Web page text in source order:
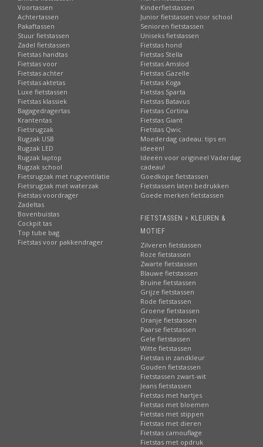
Voortassen
Achtertassen
Pakaftassen
Stuur fietstassen
Zadel fietstassen
Fietstas handtas
Fietstas voor
Fietstas achter
Fietstas aktetas
Luxe fietstassen
Fietstas klassiek
Bagagedragertas
Krantentas
Fietsrugzak
Rugzak USB
Rugzak LED
Rugzak laptop
Rugzak school
Fietsrugzak met rugventilatie
Fietsrugzak met waterzak
Fietstas voordrager
Zadeltas
Bovenbuistas
Cockpit tas
Top tube bag
Fietstas voor pakkendrager
Kinderfietstassen
Junior fietstassen voor school
Senioren fietstassen
Uniseks fietstassen
Fietstas hond
Fietstas Stella
Fietstas Amslod
Fietstas Gazelle
Fietstas Koga
Fietstas Sparta
Fietstas Batavus
Fietstas Cortina
Fietstas Giant
Fietstas Qwic
Moederdag cadeau: tips en
ideeën!
Ideeën voor origineel Vaderdag
cadeau!
Goedkope fietstassen
Fietstassen laten bedrukken
Goede merken fietstassen
FIETSTASSEN > KLEUREN &
MOTIEF
Zilveren fietstassen
Roze fietstassen
Zwarte fietstassen
Blauwe fietstassen
Bruine fietstassen
Grijze fietstassen
Rode fietstassen
Groene fietstassen
Oranje fietstassen
Paarse fietstassen
Gele fietstassen
Witte fietstassen
Fietstas in zandkleur
Gouden fietstassen
Fietstassen zwart-wit
Jeans fietstassen
Fietstas met hartjes
Fietstas met bloemen
Fietstas met stippen
Fietstas met dieren
Fietstas camouflage
Fietstas met opdruk